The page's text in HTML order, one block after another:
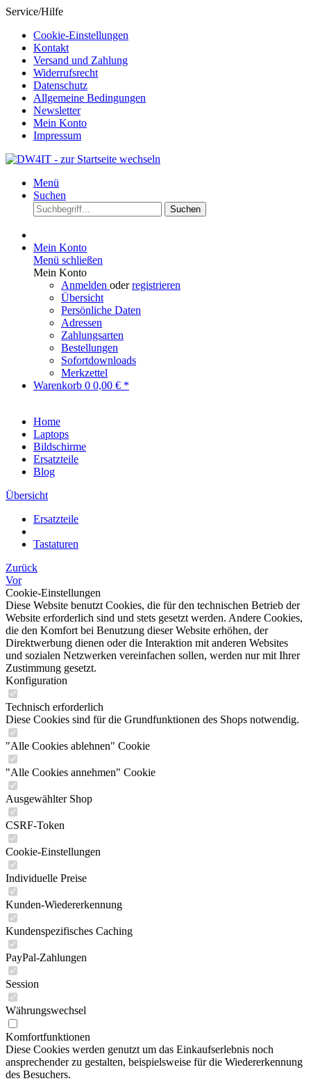
Service/Hilfe
Cookie-Einstellungen
Kontakt
Versand und Zahlung
Widerrufsrecht
Datenschutz
Allgemeine Bedingungen
Newsletter
Mein Konto
Impressum
Menü
Suchen
Suchen
Mein Konto
Menü schließen
Mein Konto
Anmelden oderregistrieren
Übersicht
Persönliche Daten
Adressen
Zahlungsarten
Bestellungen
Sofortdownloads
Merkzettel
Warenkorb 0 0,00 € *
Home
Laptops
Bildschirme
Ersatzteile
Blog
Übersicht
Ersatzteile
Tastaturen
Zurück
Vor
Cookie-Einstellungen
Diese Website benutzt Cookies, die für den technischen Betrieb der
Website erforderlich sind und stets gesetzt werden. Andere Cookies,
die den Komfort bei Benutzung dieser Website erhöhen, der
Direktwerbung dienen oder die Interaktion mit anderen Websites
und sozialen Netzwerken vereinfachen sollen, werden nur mit Ihrer
Zustimmung gesetzt.
Konfiguration
Technisch erforderlich
Diese Cookies sind für die Grundfunktionen des Shops notwendig.
"Alle Cookies ablehnen" Cookie
"Alle Cookies annehmen" Cookie
Ausgewählter Shop
CSRF-Token
Cookie-Einstellungen
Individuelle Preise
Kunden-Wiedererkennung
Kundenspezifisches Caching
PayPal-Zahlungen
Session
Währungswechsel
Komfortfunktionen
Diese Cookies werden genutzt um das Einkaufserlebnis noch
ansprechender zu gestalten, beispielsweise für die Wiedererkennung
des Besuchers.